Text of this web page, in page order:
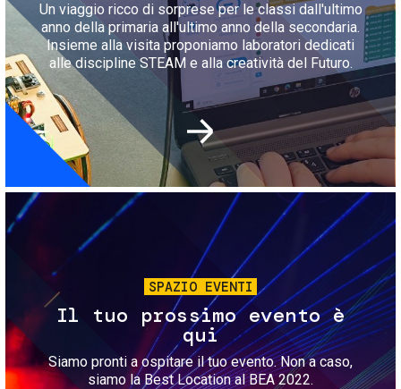
Un viaggio ricco di sorprese per le classi dall'ultimo
anno della primaria all'ultimo anno della secondaria.
Insieme alla visita proponiamo laboratori dedicati
alle discipline STEAM e alla creatività del Futuro.
Immagine
SPAZIO EVENTI
Il tuo prossimo evento è
qui
Siamo pronti a ospitare il tuo evento. Non a caso,
siamo la Best Location al BEA 2022.